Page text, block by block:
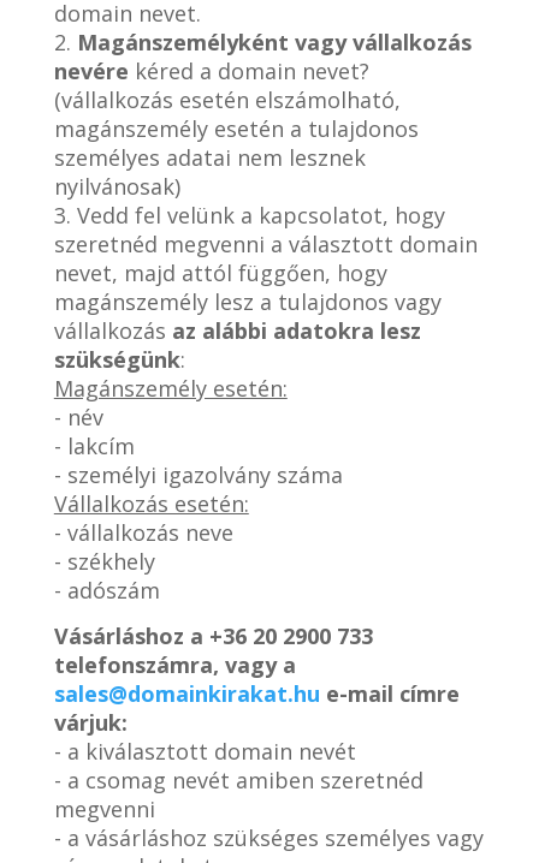
domain nevet.
2. Magánszemélyként vagy vállalkozás
nevére kéred a domain nevet?
(vállalkozás esetén elszámolható,
magánszemély esetén a tulajdonos
személyes adatai nem lesznek
nyilvánosak)
3. Vedd fel velünk a kapcsolatot, hogy
szeretnéd megvenni a választott domain
nevet, majd attól függően, hogy
magánszemély lesz a tulajdonos vagy
vállalkozás az alábbi adatokra lesz
szükségünk:
Magánszemély esetén:
- név
- lakcím
- személyi igazolvány száma
Vállalkozás esetén:
- vállalkozás neve
- székhely
- adószám
Vásárláshoz a +36 20 2900 733
telefonszámra, vagy a
sales@domainkirakat.hu e-mail címre
várjuk:
- a kiválasztott domain nevét
- a csomag nevét amiben szeretnéd
megvenni
- a vásárláshoz szükséges személyes vagy